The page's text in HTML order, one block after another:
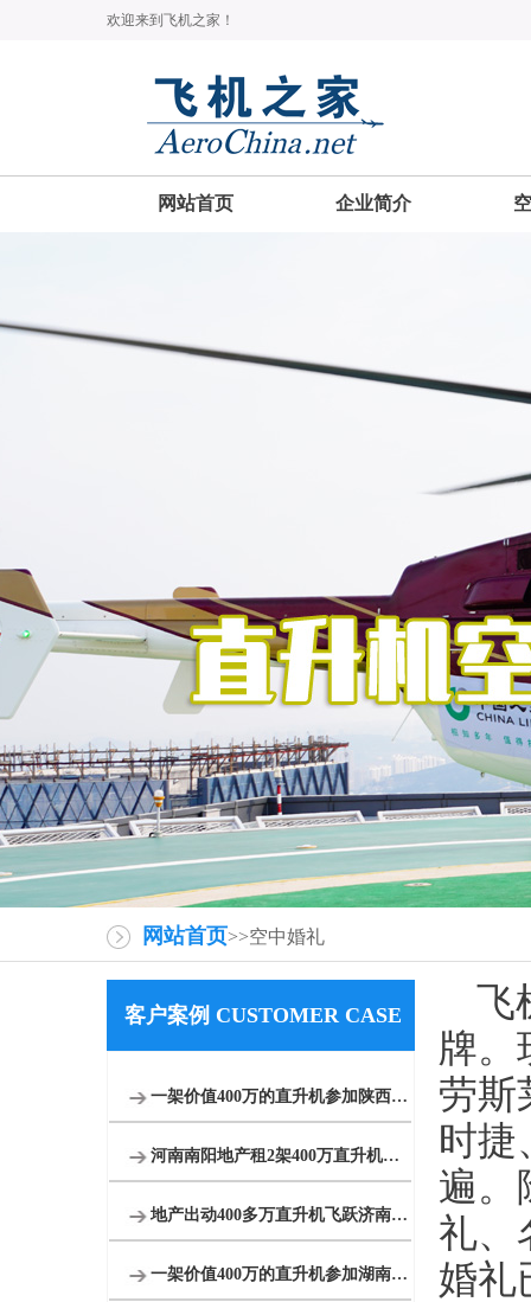
欢迎来到飞机之家！
网站首页 企业简介
网站首页>>空中婚礼
客户案例 CUSTOMER CASE
一架价值400万的直升机参加陕西汉中直升机空中巡查活动
河南南阳地产租2架400万直升机空中看房
地产出动400多万直升机飞跃济南千佛山大明湖
一架价值400万的直升机参加湖南岳阳电力巡线活动
飞
牌。
劳斯
时
遍。
礼、
婚礼